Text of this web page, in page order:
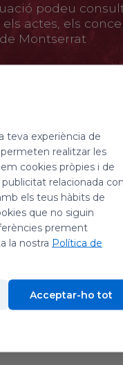
podeu
actes, els
Montserrat
teva experiència de
realitzar les
cookies pròpies i de
relacionada
els teus hàbits de
que no siguin
prement
la nostra Política de
Acceptar-ho tot